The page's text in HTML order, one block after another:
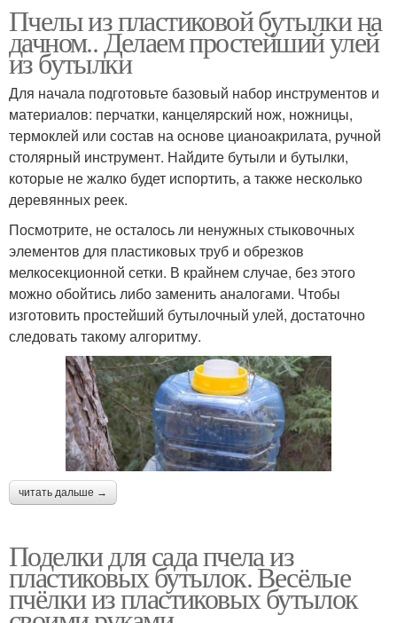
Пчелы из пластиковой бутылки на
дачном.. Делаем простейший улей
из бутылки
Для начала подготовьте базовый набор инструментов и
материалов: перчатки, канцелярский нож, ножницы,
термоклей или состав на основе цианоакрилата, ручной
столярный инструмент. Найдите бутыли и бутылки,
которые не жалко будет испортить, а также несколько
деревянных реек.
Посмотрите, не осталось ли ненужных стыковочных
элементов для пластиковых труб и обрезков
мелкосекционной сетки. В крайнем случае, без этого
можно обойтись либо заменить аналогами. Чтобы
изготовить простейший бутылочный улей, достаточно
следовать такому алгоритму.
читать дальше →
Поделки для сада пчела из
пластиковых бутылок. Весёлые
пчёлки из пластиковых бутылок